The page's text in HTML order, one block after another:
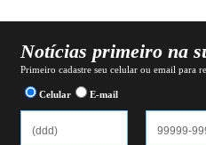
Notícias primeiro na
Primeiro cadastre seu celular ou email para
Celular E-mail